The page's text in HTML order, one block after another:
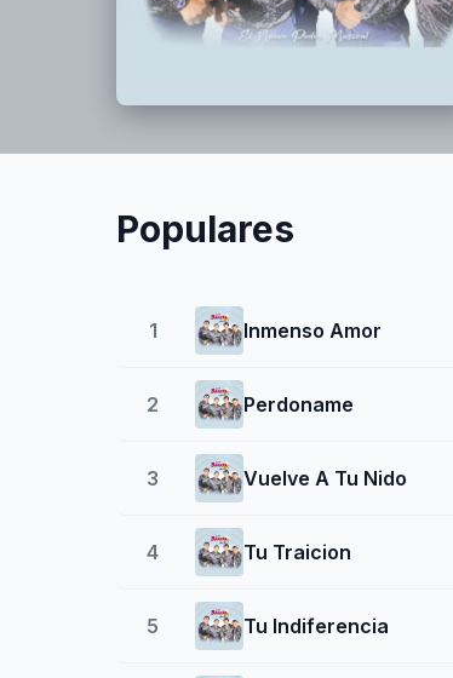
Populares
1 Inmenso Amor
2 Perdoname
3 Vuelve A Tu Nido
4 Tu Traicion
5 Tu Indiferencia